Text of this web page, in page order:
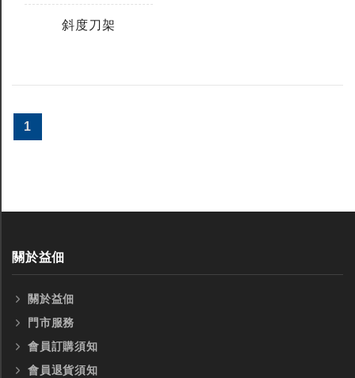
斜度刀架
1
關於益佃
關於益佃
門市服務
會員訂購須知
會員退貨須知